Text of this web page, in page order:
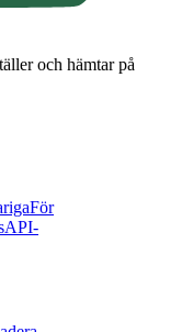
och hämtar på
För
API-